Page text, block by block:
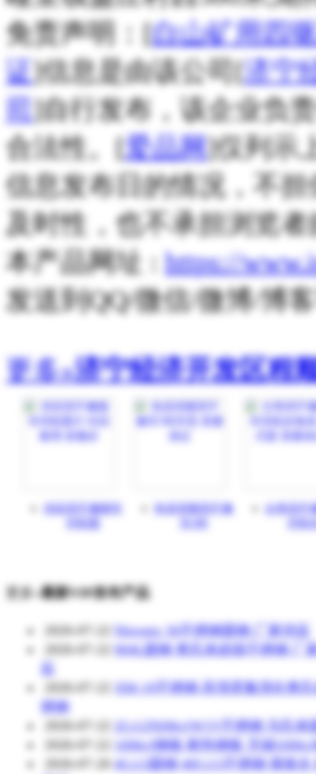
免责声明：[白山矿用四
证]信息是由该公司[济宁
司]自行发布，该企业负
合法性。[爱品网]仅列示
信息发布日的情况，不
及时性，也不承担浏览
本产品网址 :https://
发送到QQ/微信/微博/博
更多»济宁经济开发区程
供应四不像随车
热卖四驱四不像
出售四不
更多»最新VIP发布产品
Nitronic 50不锈钢圆钢 厂家供应
904L圆钢 奥氏体超级不锈钢 厂
应
XM-19不锈钢 高强度氮强化奥
锈钢
2Cr12NiMo1W1V不锈钢 马氏体
16Mo3钢板 耐热钢板 无锡
4Cr13圆钢 40Cr13不锈钢 规格全